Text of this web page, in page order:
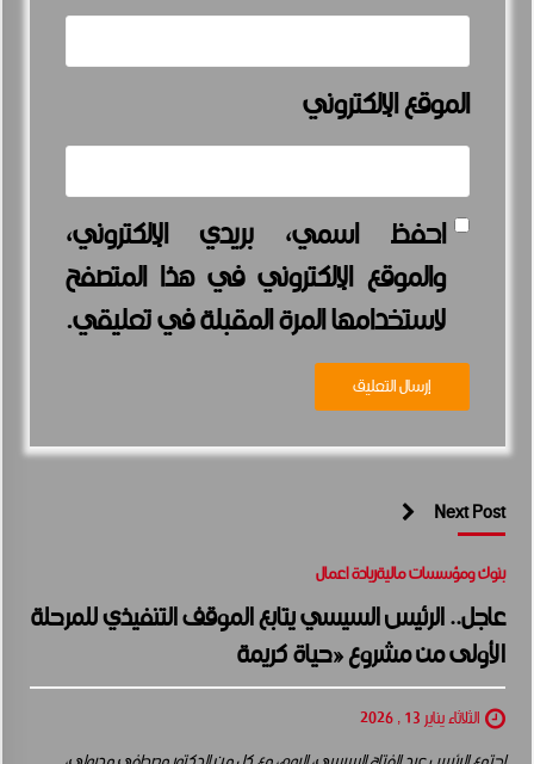
الموقع الإلكتروني
احفظ اسمي، بريدي الإلكتروني،
والموقع الإلكتروني في هذا المتصفح
لاستخدامها المرة المقبلة في تعليقي.
Next Post
بنوك ومؤسسات ماليةريادة اعمال
عاجل.. الرئيس السيسي يتابع الموقف التنفيذي للمرحلة
الأولى من مشروع «حياة كريمة
الثلاثاء يناير 13 , 2026